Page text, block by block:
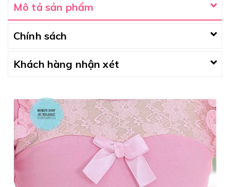
Mô tả sản phẩm
Chính sách
Khách hàng nhận xét